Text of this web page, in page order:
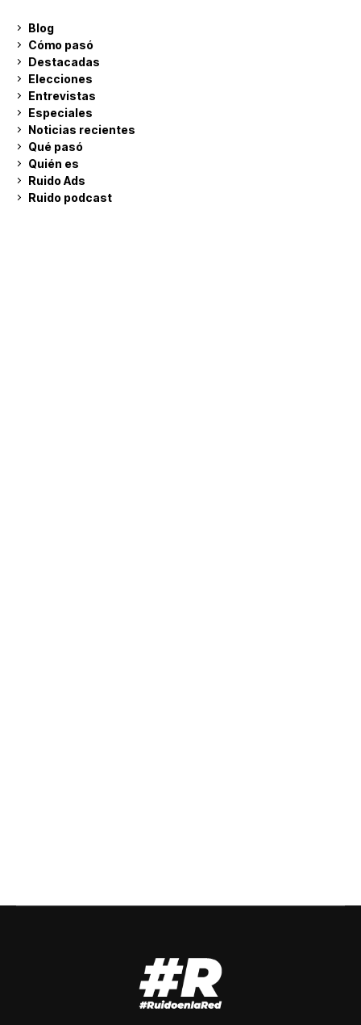
Blog
Cómo pasó
Destacadas
Elecciones
Entrevistas
Especiales
Noticias recientes
Qué pasó
Quién es
Ruido Ads
Ruido podcast